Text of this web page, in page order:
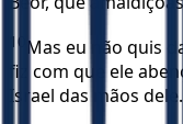
10 Mas eu não quis
fiz com que ele
Israel das mãos dele.